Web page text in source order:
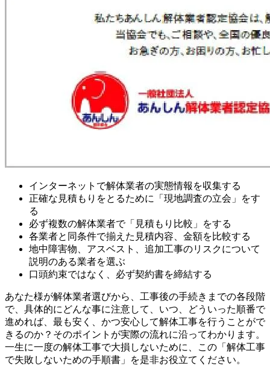
インターネットで解体業者の実態情報を収集する
正確な見積もりをとるために「現地調査の立会」をす
る
必ず複数の解体業者で「見積もり比較」をする
各業者と同条件で揃えた見積内容、金額を比較する
地中障害物、アスベスト、追加工事のリスクについて
説明のある業者を選ぶ
口頭約束ではなく、必ず契約書を締結する
あなた様が解体業者選びから、工事後の手続きまでの各段階
で、具体的にどんな事に注意して、いつ、どういった順番で
進めれば、最も安く、かつ安心して解体工事を行うことがで
きるのか？そのポイントが実際の流れに沿ってわかります。
一生に一度の解体工事で大損しないために、この「解体工事
で失敗しないための手順書」を是非お役立てください。